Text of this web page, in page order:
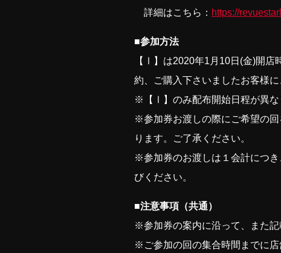
詳細はこちら： https://
■参加方法
【Ⅰ】は2020年1月10日(金)開
約、ご購入下さいましたお客様
※【Ⅰ】のみ配布開始日程が異な
※参加券お渡しの際にご希望の
ります。ご了承ください。
※参加券のお渡しは１会計につ
びください。
■注意事項（共通）
※参加券の案内に沿って、また記
※ご参加の回の集合時間までに店